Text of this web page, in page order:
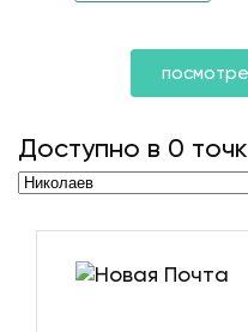
Доступно в 0